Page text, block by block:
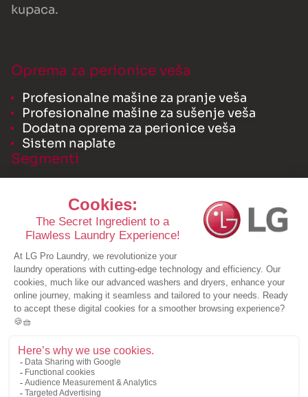
kupaca.
Oprema za perionice veša
Profesionalne mašine za pranje veša
Profesionalne mašine za sušenje veša
Dodatna oprema za perionice veša
Sistem naplate
Segmenti
Samouslužna perionica veša
LG licencirana perionica veša
Resursi
Studije slučaja
Brošure
Novosti
Potražite ponudu
Potražite ponudu